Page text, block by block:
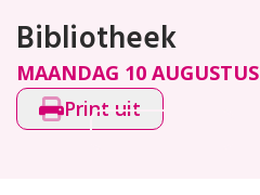
Bibliotheek
MAANDAG 10 AUGUSTUS
Print uit